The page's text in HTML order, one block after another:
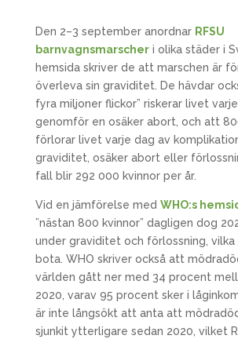
Den 2–3 september anordnar RFSU
barnvagnsmarscheri olika städer i
hemsida skriver de att marschen är
överleva sin graviditet. De hävdar
fyra miljoner flickor” riskerar livet
genomför en osäker abort, och att
förlorar livet varje dag av
graviditet, osäker abort eller
fall blir 292 000 kvinnor per år.
Vid en jämförelse med WHO:s
”nästan 800 kvinnor” dagligen dog
under graviditet och förlossning,
bota. WHO skriver också att
världen gått ner med 34 procent
2020, varav 95 procent sker i
är inte långsökt att anta att
sjunkit ytterligare sedan 2020, vilket